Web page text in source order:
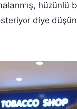
hüzünlü
diye